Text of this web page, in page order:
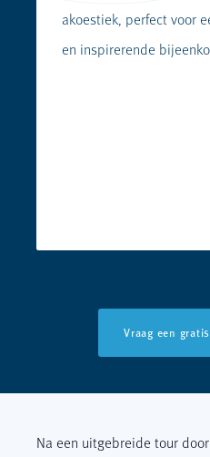
akoestiek, perfect voor
en inspirerende
Vraag een
Na een uitgebreide tour